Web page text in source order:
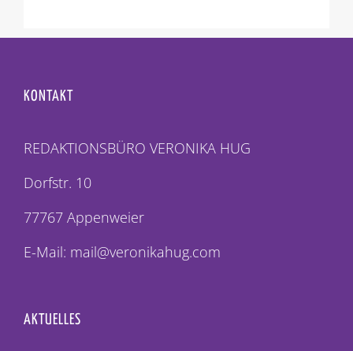
KONTAKT
REDAKTIONSBÜRO VERONIKA HUG
Dorfstr. 10
77767 Appenweier
E-Mail: mail@veronikahug.com
AKTUELLES